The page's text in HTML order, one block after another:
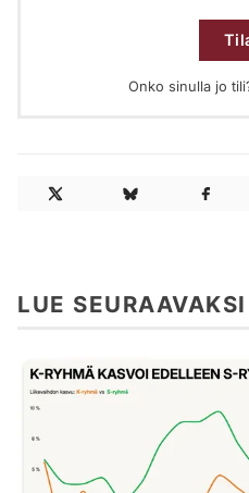
Onko sinulla jo
LUE SEURAAVAKSI